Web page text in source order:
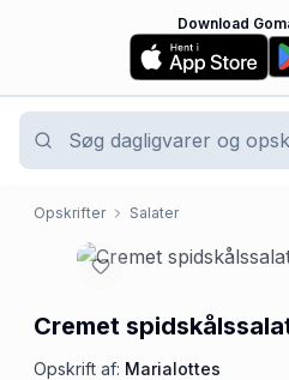
Download
Opskrifter Salater
Cremet
Opskrift af: Marialottes